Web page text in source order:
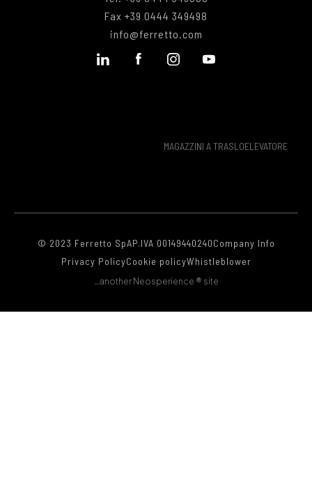
Fax +39 0444 349498
info@ferretto.com
MAGAZZINI A TRASLOELEVATORE
© 2023 Ferretto SpAP.IVA 00149440240Company Info
Privacy PolicyCookie policyWhistleblower
…another Neosperience ® site